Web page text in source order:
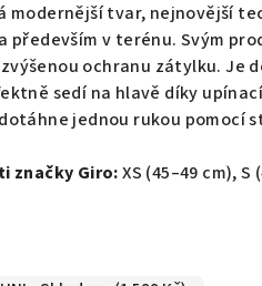
modernější tvar, nejnovější
především v terénu.Svým
ochranu zátylku. Je
sedí na hlavě díky
jednou rukou pomocí
značky Giro:XS (45–49 cm), S